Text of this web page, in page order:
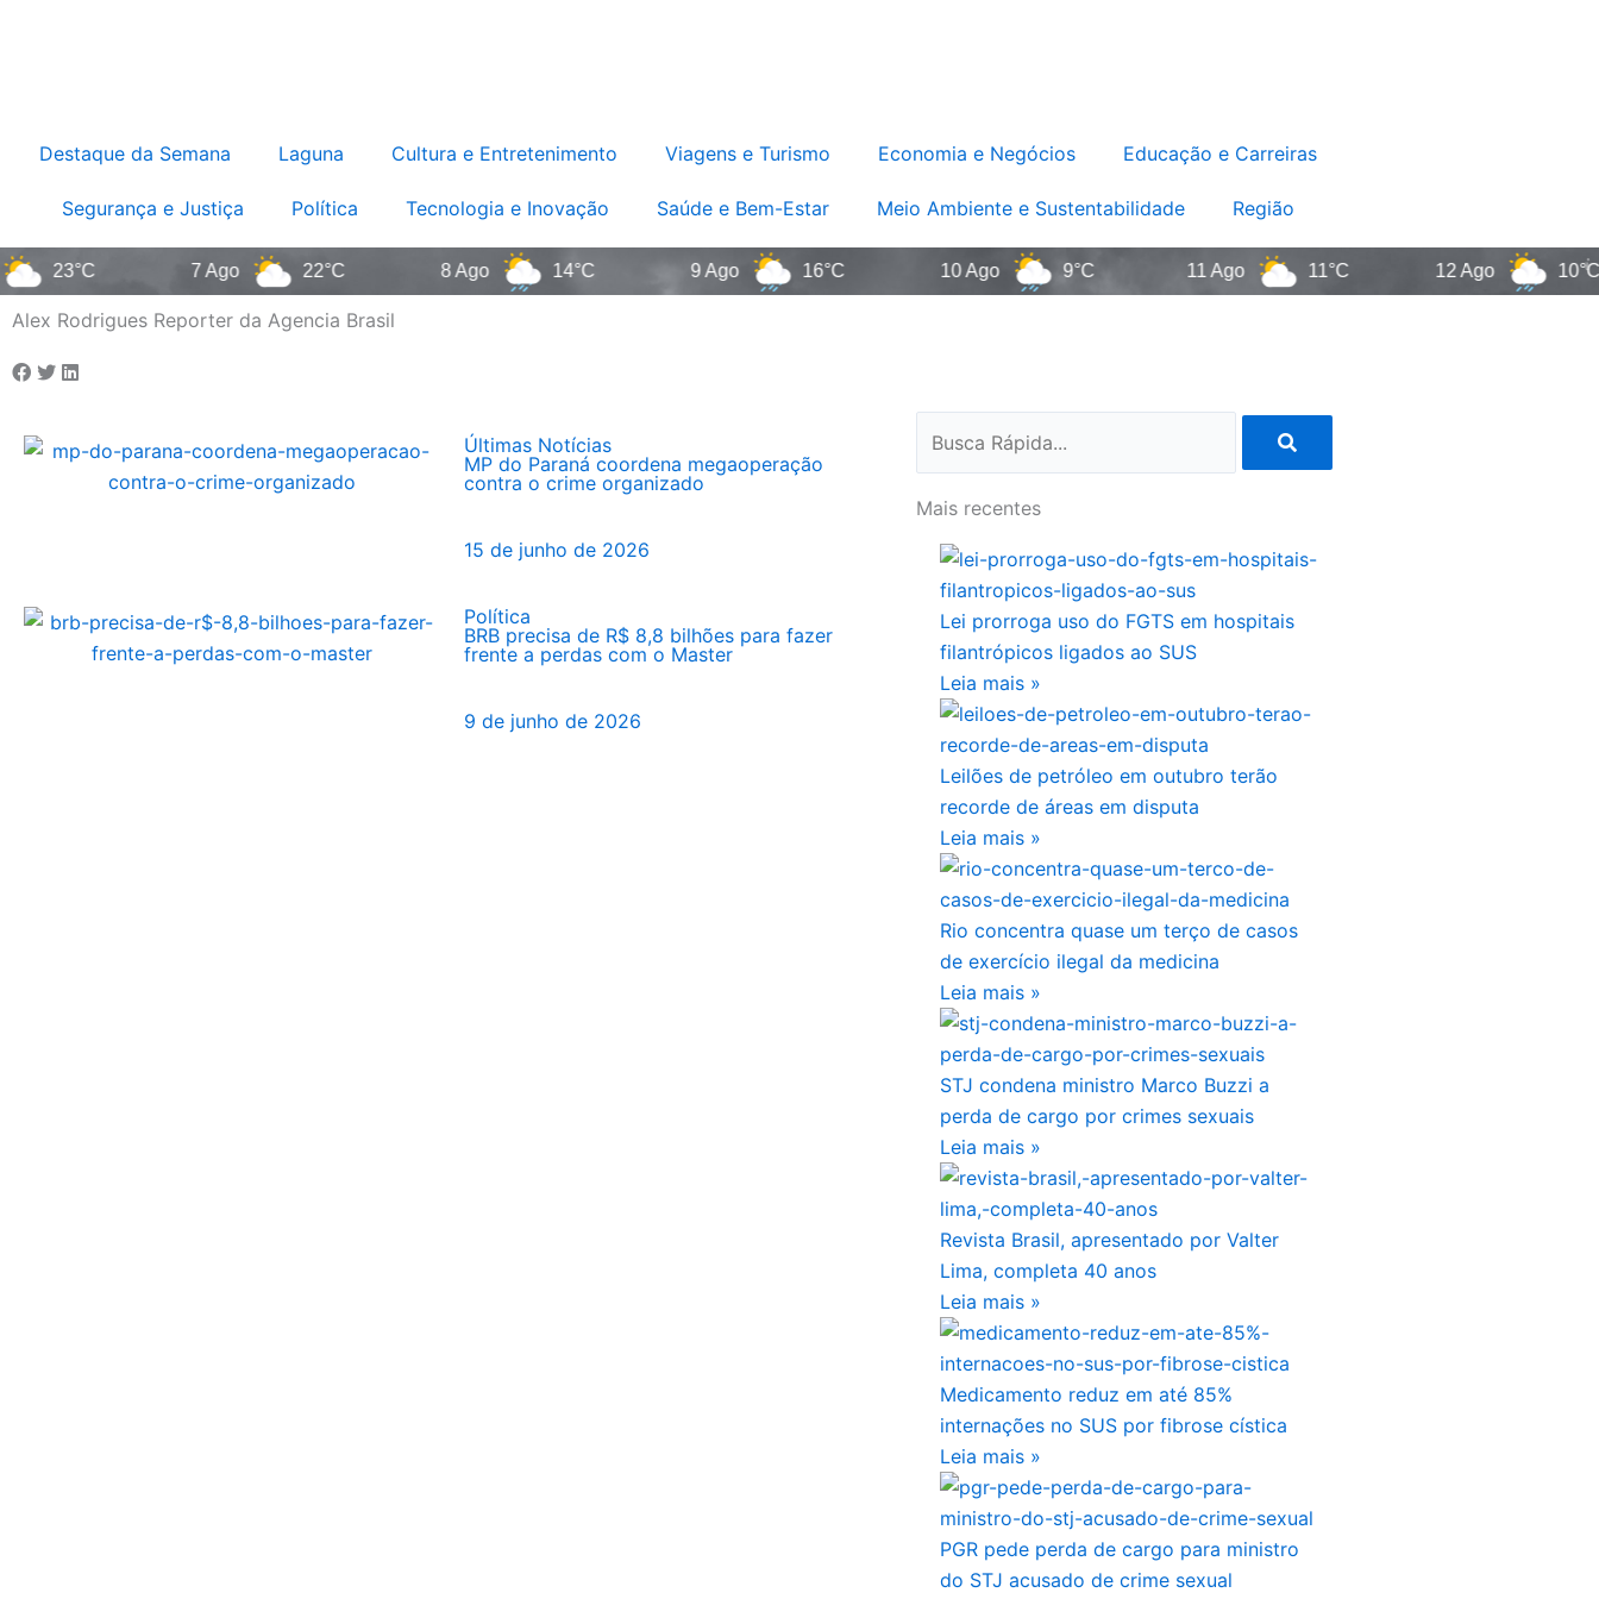
Destaque da Semana Laguna Cultura e Entretenimento Viagens e Turismo Economia e Negócios Educação e Carreiras
Segurança e Justiça Política Tecnologia e Inovação Saúde e Bem-Estar Meio Ambiente e Sustentabilidade Região
23°C 7 Ago 22°C 8 Ago 14°C 9 Ago 16°C 10 Ago 9°C 11 Ago 11°C 12 Ago 10°C
Alex Rodrigues Reporter da Agencia Brasil
Últimas Notícias
MP do Paraná coordena megaoperação
contra o crime organizado
15 de junho de 2026
Política
BRB precisa de R$ 8,8 bilhões para fazer
frente a perdas com o Master
9 de junho de 2026
Mais recentes
Lei prorroga uso do FGTS em hospitais
filantrópicos ligados ao SUS
Leia mais »
Leilões de petróleo em outubro terão
recorde de áreas em disputa
Leia mais »
Rio concentra quase um terço de casos
de exercício ilegal da medicina
Leia mais »
STJ condena ministro Marco Buzzi a
perda de cargo por crimes sexuais
Leia mais »
Revista Brasil, apresentado por Valter
Lima, completa 40 anos
Leia mais »
Medicamento reduz em até 85%
internações no SUS por fibrose cística
Leia mais »
PGR pede perda de cargo para ministro
do STJ acusado de crime sexual